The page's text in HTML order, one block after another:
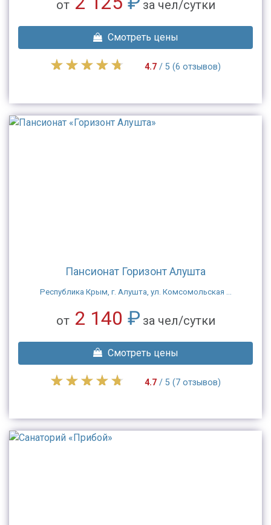
от за чел/сутки
Смотреть цены
4.7/ 5 (6 отзывов)
Пансионат Горизонт Алушта
Республика Крым, г. Алушта, ул. Комсомольская ...
от 2 140 ₽ за чел/сутки
Смотреть цены
4.7/ 5 (7 отзывов)